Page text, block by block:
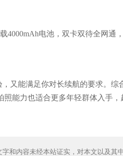
4000mAh电池，双卡双待全网通
又能满足你对长续航的要求。综
照能力也适合更多年轻群体入手
和内容未经本站证实，对本文以及其